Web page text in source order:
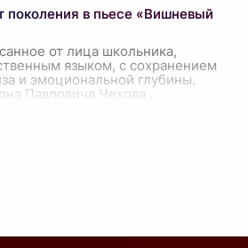
поколения в пьесе «Вишневый
от лица школьника,
языком, с сохранением
и эмоциональной глубины.
Павловича Чехова